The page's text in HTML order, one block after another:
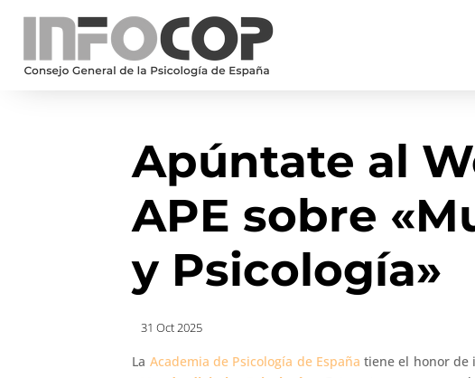
Apúntate al
APE sobre
y Psicología»
31 Oct 2025
La Academia de Psicología de España tiene el honor de